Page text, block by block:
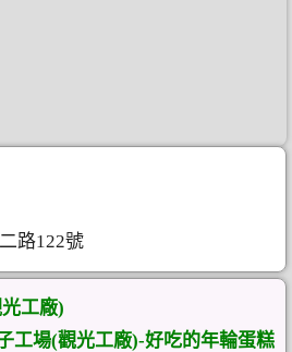
路122號
工廠)
工場(觀光工廠)-好吃的年輪蛋糕